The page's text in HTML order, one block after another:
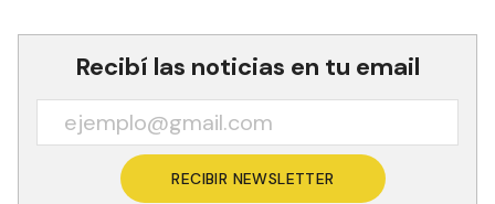
Recibí las noticias en tu email
RECIBIR NEWSLETTER